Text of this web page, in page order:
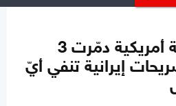
ترامب يعلن ضربة أمريكية دمّرت 3
إيرانية تنفي أيّ